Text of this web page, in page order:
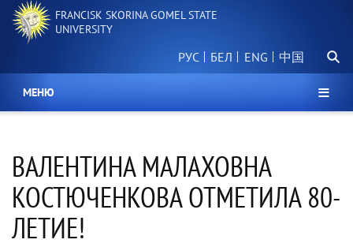
Skip
main
FRANCISK SKORINA GOMEL STATE
UNIVERSITY
РУС БЕЛ 中国
МЕНЮ
ВАЛЕНТИНА МАЛАХОВНА
КОСТЮЧЕНКОВА ОТМЕТИЛА 80-
ЛЕТИЕ!